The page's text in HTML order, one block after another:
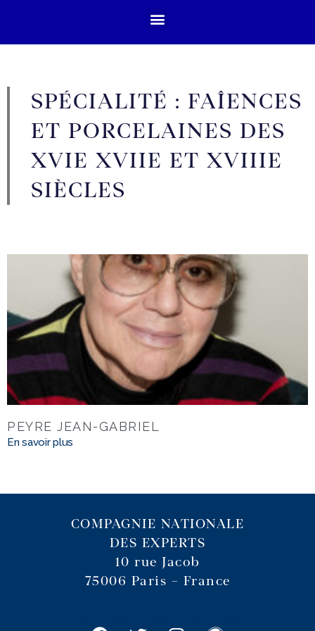
SPÉCIALITÉ : FAÎENCES
ET PORCELAINES DES
XVIE XVIIE ET XVIIIE
SIÈCLES
PEYRE JEAN-GABRIEL
En savoir plus
COMPAGNIE NATIONALE
DES EXPERTS
10 rue Jacob
75006 Paris – France